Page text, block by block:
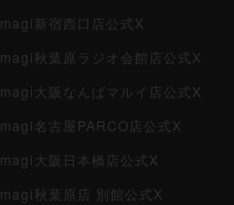
magi新宿西口店公式X
magi秋葉原ラジオ会館店公式X
magi大阪なんばマルイ店公式X
magi名古屋PARCO店公式X
magi大阪日本橋店公式X
magi秋葉原店 別館公式X